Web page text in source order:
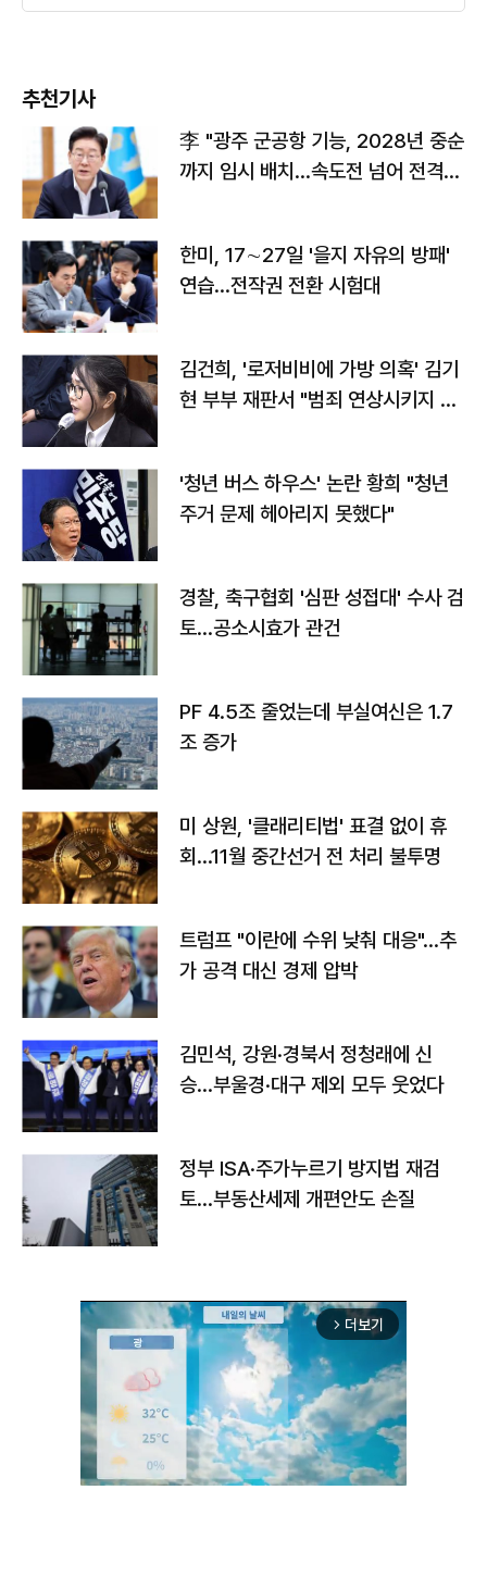
추천기사
李 "광주 군공항 기능, 2028년 중순
까지 임시 배치…속도전 넘어 전격
한미, 17∼27일 '을지 자유의 방패'
연습…전작권 전환 시험대
김건희, '로저비비에 가방 의혹' 김기
현 부부 재판서 "범죄 연상시키지 말
'청년 버스 하우스' 논란 황희 "청년
주거 문제 헤아리지 못했다"
경찰, 축구협회 '심판 성접대' 수사 검
토…공소시효가 관건
PF 4.5조 줄었는데 부실여신은 1.7
조 증가
미 상원, '클래리티법' 표결 없이 휴
회…11월 중간선거 전 처리 불투명
트럼프 "이란에 수위 낮춰 대응"…추
가 공격 대신 경제 압박
김민석, 강원·경북서 정청래에 신
승…부울경·대구 제외 모두 웃었다
정부 ISA·주가누르기 방지법 재검
토…부동산세제 개편안도 손질
arrow_forward_ios 더보기